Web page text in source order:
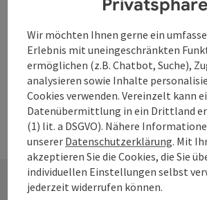
Öffnungszeiten
Montag geöffnet
Dienstag geöffnet
Mittwoch geöffnet
DODonnerstag geöffnet
FRFreitag geöffnet
SASamstag geöffnet
SOSonntag
FE Feiertag
Privatsphäre
Wir möchten Ihnen gerne ein
Erlebnis mit uneingeschränkten
ermöglichen (z.B. Chatbot, Suche),
analysieren sowie Inhalte
Cookies verwenden. Vereinzelt kann
Datenübermittlung in ein Drittland
(1) lit. a DSGVO). Nähere
unserer Datenschutzerklärung. Mit
akzeptieren Sie die Cookies, die Sie
individuellen Einstellungen selbst
jederzeit widerrufen können.